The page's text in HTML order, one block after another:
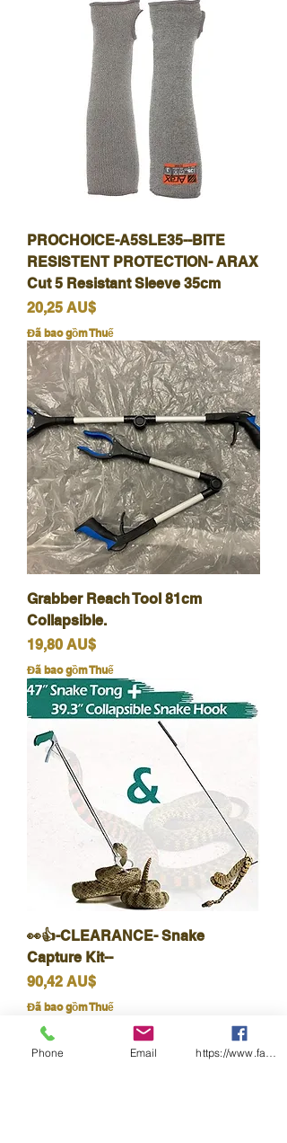
PROCHOICE-A5SLE35--BITE
RESISTENT PROTECTION- ARAX
Cut 5 Resistant Sleeve 35cm
Giá
20,25 AU$
Đã bao gồm Thuế
Grabber Reach Tool 81cm
Collapsible.
Giá
19,80 AU$
Đã bao gồm Thuế
👀👍-CLEARANCE- Snake
Capture Kit--
Giá
90,42 AU$
Đã bao gồm Thuế
Phone Email